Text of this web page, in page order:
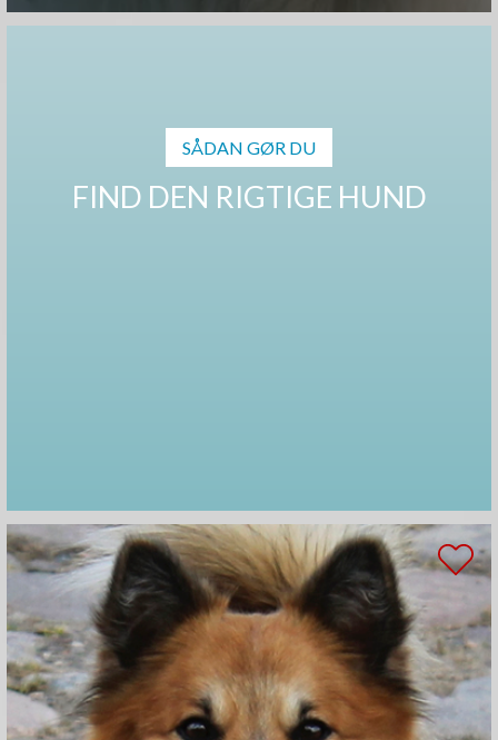
SÅDAN GØR DU
FIND DEN RIGTIGE HUND